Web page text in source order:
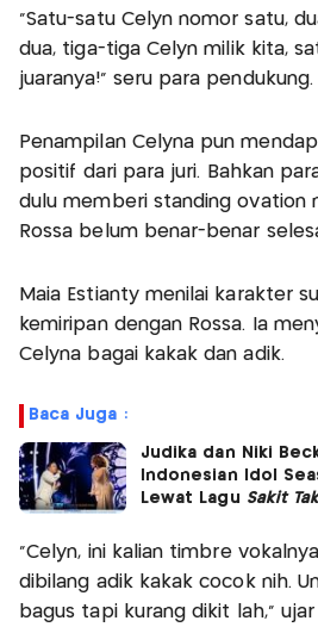
“Satu-satu Celyn nomor satu,
dua, tiga-tiga Celyn milik kita,
juaranya!” seru para pendukung.
Penampilan Celyna pun
positif dari para juri. Bahkan
dulu memberi standing ovation
Rossa belum benar-benar
Maia Estianty menilai karakter
kemiripan dengan Rossa. Ia
Celyna bagai kakak dan adik.
Baca Juga :
Judika dan Niki
Indonesian Idol
Lewat Lagu Sakit
“Celyn, ini kalian timbre
dibilang adik kakak cocok nih.
bagus tapi kurang dikit lah,” ujar